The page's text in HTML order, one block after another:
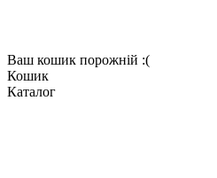
Ваш кошик порожній :(
Кошик
Каталог